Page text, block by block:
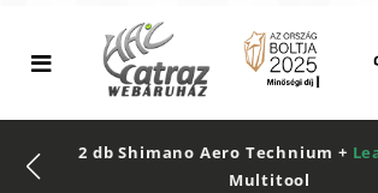
2 db Shimano Aero Technium +
Multitool